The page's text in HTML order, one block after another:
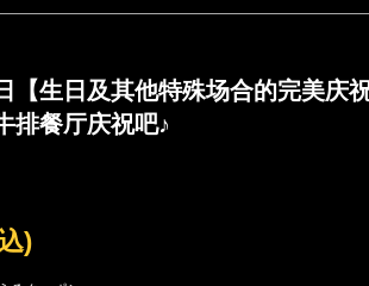
【生日及其他特殊场合的完美庆
排餐厅庆祝吧♪
)